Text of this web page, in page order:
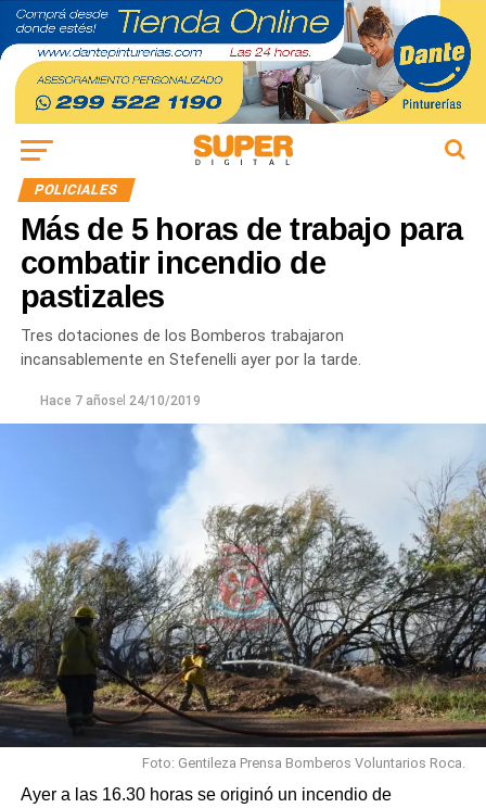
POLICIALES
Más de 5 horas de trabajo para
combatir incendio de
pastizales
Tres dotaciones de los Bomberos trabajaron
incansablemente en Stefenelli ayer por la tarde.
Hace 7 añosel 24/10/2019
Foto: Gentileza Prensa Bomberos Voluntarios Roca.
Ayer a las 16.30 horas se originó un incendio de